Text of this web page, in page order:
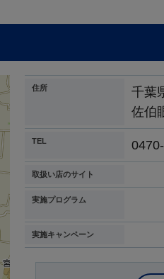
住所
千葉
佐伯
TEL
取扱い店のサイト
実施プログラム
実施キャンペーン